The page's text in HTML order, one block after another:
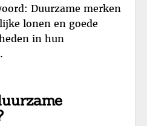
Duurzame merken
lonen en goede
in hun